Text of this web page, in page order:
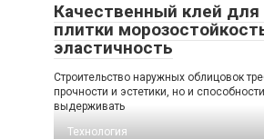
Качественный клей
плитки
эластичность
Строительство наружных облицовок
прочности и эстетики, но и
выдерживать
Технология